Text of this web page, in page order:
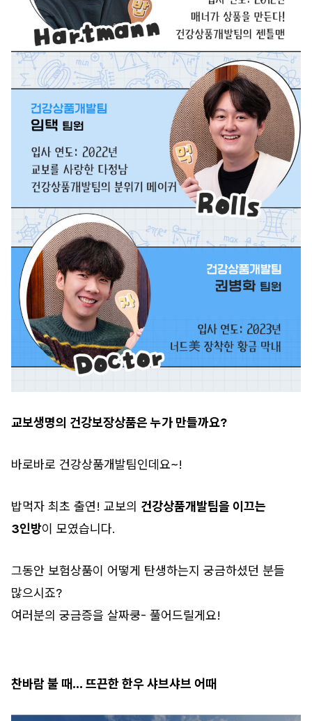
교보생명의 건강보장상품은 누가 만들까요?
바로바로 건강상품개발팀인데요~!
밥먹자 최초 출연! 교보의 건강상품개발팀을 이끄는
3인방이 모였습니다.
그동안 보험상품이 어떻게 탄생하는지 궁금하셨던 분들
많으시죠?
여러분의 궁금증을 살짜쿵- 풀어드릴게요!
찬바람 불 때… 뜨끈한 한우 샤브샤브 어때